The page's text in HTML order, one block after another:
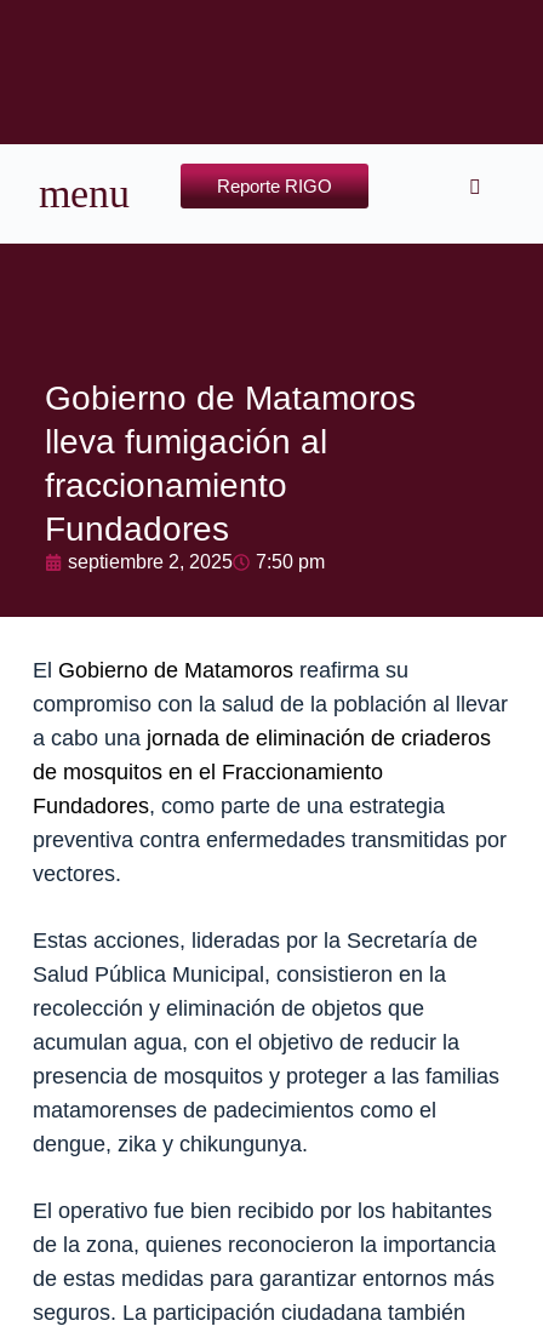
Reporte RIGO
Gobierno de Matamoros
lleva fumigación al
fraccionamiento
Fundadores
septiembre 2, 2025 7:50 pm
El Gobierno de Matamorosreafirma su
compromiso con la salud de la población al llevar
a cabo una jornada de eliminación de criaderos
de mosquitos en el Fraccionamiento
Fundadores, como parte de una estrategia
preventiva contra enfermedades transmitidas por
vectores.
Estas acciones, lideradas por la Secretaría de
Salud Pública Municipal, consistieron en la
recolección y eliminación de objetos que
acumulan agua, con el objetivo de reducir la
presencia de mosquitos y proteger a las familias
matamorenses de padecimientos como el
dengue, zika y chikungunya.
El operativo fue bien recibido por los habitantes
de la zona, quienes reconocieron la importancia
de estas medidas para garantizar entornos más
seguros. La participación ciudadana también